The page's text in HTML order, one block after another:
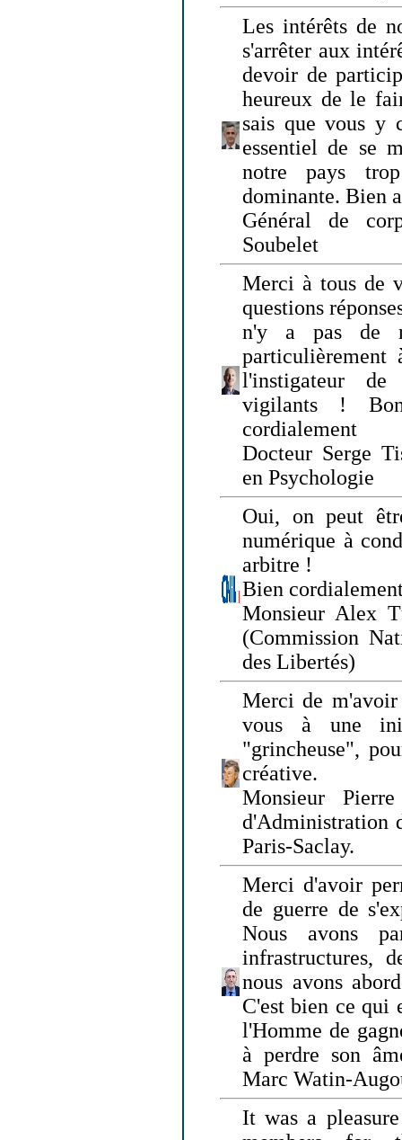
Les intérêts de
s'arrêter aux
devoir de
heureux de le
sais que vous y
essentiel de se
notre pays
dominante. Bien
Général de
Soubelet
Merci à tous de
questions
n'y a pas de
l'instigateur de
vigilants !
cordialement
Docteur Serge
en Psychologie
Oui, on peut
numérique à
arbitre !
Bien
Monsieur Alex
(Commission
des Libertés)
Merci de
vous à une
"grincheuse",
créative.
Monsieur
d'Administration
Paris-Saclay.
Merci d'avoir
de guerre de
Nous avons
infrastructures,
nous avons
C'est bien ce qui
l'Homme de
à perdre son
Marc Watin-
It was a